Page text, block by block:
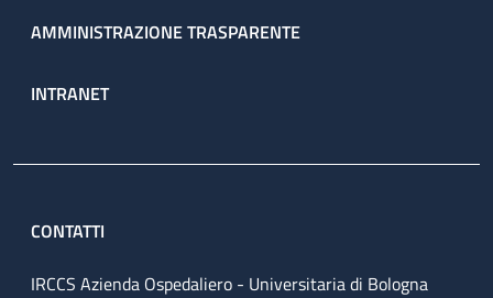
AMMINISTRAZIONE TRASPARENTE
INTRANET
CONTATTI
IRCCS Azienda Ospedaliero - Universitaria di Bologna